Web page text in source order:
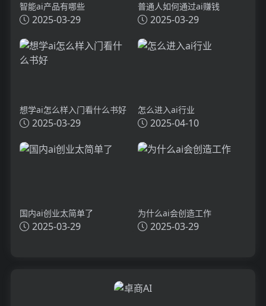
智能ai产品有哪些
2025-03-29
普通人如何通过ai赚钱
2025-03-29
想学ai怎么样入门看什么书好
2025-03-29
怎么进入ai行业
2025-04-10
国内ai创业太简单了
2025-03-29
为什么ai会创造工作
2025-03-29